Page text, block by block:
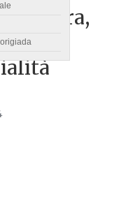
ci